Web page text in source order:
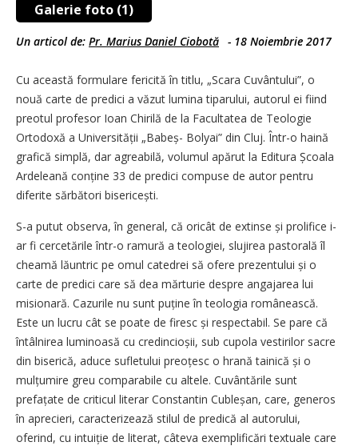
Galerie foto (1)
Un articol de: Pr. Marius Daniel Ciobotă - 18 Noiembrie 2017
Cu această formulare fericită în titlu, „Scara Cuvântului”, o
nouă carte de predici a văzut lumina tiparului, autorul ei fiind
preotul profesor Ioan Chirilă de la Facultatea de Teologie
Ortodoxă a Universității „Babeș- Bolyai” din Cluj. Într-o haină
grafică simplă, dar agreabilă, volumul apărut la Editura Școala
Ardeleană conține 33 de predici compuse de autor pentru
diferite sărbători bisericești.
S-a putut observa, în general, că oricât de extinse și prolifice i-
ar fi cercetările într-o ramură a teologiei, slujirea pastorală îl
cheamă lăuntric pe omul catedrei să ofere prezentului și o
carte de predici care să dea mărturie despre angajarea lui
misionară. Cazurile nu sunt puține în teologia românească.
Este un lucru cât se poate de firesc și respectabil. Se pare că
întâlnirea luminoasă cu cre­dincioșii, sub cupola vestirilor sacre
din biserică, aduce sufletului preoțesc o hrană tainică și o
mulțumire greu comparabile cu altele. Cuvântările sunt
prefațate de criticul literar Constantin Cubleșan, care, generos
în aprecieri, caracterizează stilul de predică al autorului,
oferind, cu intuiție de literat, câteva exemplificări textuale care